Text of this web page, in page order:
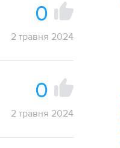
0
2 травня 2024
0
2 травня 2024